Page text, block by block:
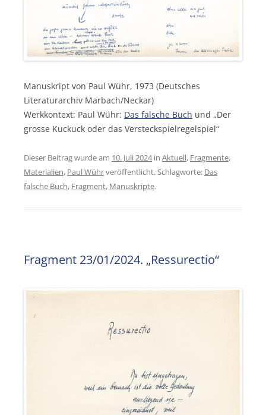
Manuskript von Paul Wühr, 1973 (Deutsches
Literaturarchiv Marbach/Neckar)
Werkkontext: Paul Wühr: Das falsche Buch und „Der
grosse Kuckuck oder das Versteckspielregelspiel“
Dieser Beitrag wurde am 10. Juli 2024in Aktuell, Fragmente,
Materialien, Paul Wührveröffentlicht. Schlagworte: Das
falsche Buch, Fragment, Manuskripte.
Fragment 23/01/2024. „Ressurectio“